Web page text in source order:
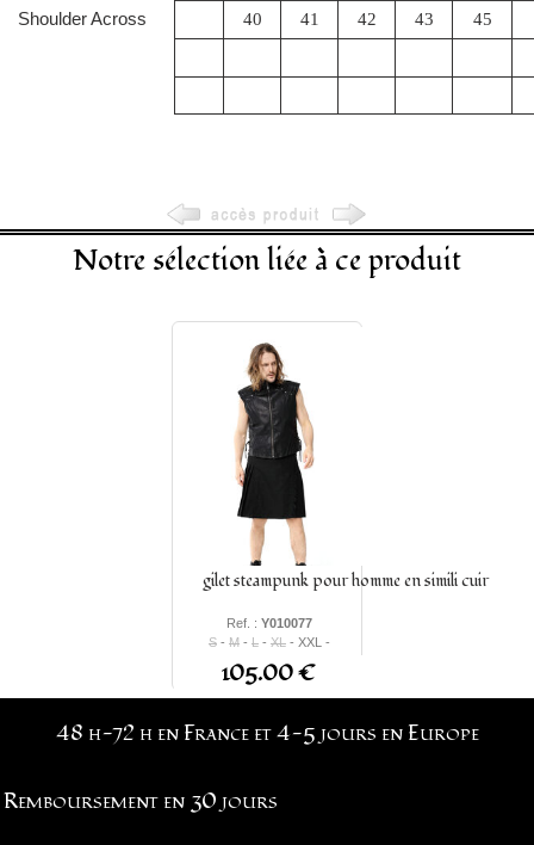
Shoulder Across
40 41 42 43 45
Notre sélection liée à ce produit
gilet steampunk pour homme en simili cuir
Ref. : Y010077
S - M - L - XL - XXL -
XXXL
105.00 €
48 h-72 h en France et 4-5 jours en Europe
Remboursement en 30 jours